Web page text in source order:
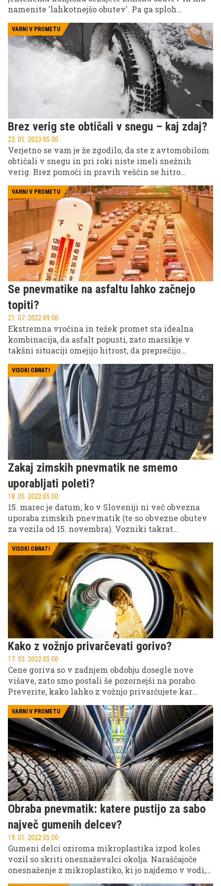
namenite 'lahkotnejšo obutev'. Pa ga sploh
VARNI V PROMETU
Brez verig ste obtičali v snegu – kaj zdaj?
23. 01. 2023 05.00
Verjetno se vam je že zgodilo, da ste z avtomobilom
obtičali v snegu in pri roki niste imeli snežnih
verig. Brez pomoči in pravih veščin se hitro
z nekaj predznanja rešljiv. Že pravilna tehnika
speljevanja vas lahko reši iz zagate, lahko pa si v
slogu MacGyverja naredite zasilne verige ali
pomagate kar z avtomobilskimi tepihi.
VARNI V PROMETU
Se pnevmatike na asfaltu lahko začnejo
topiti?
21. 07. 2022 09.00
Ekstremna vročina in težek promet sta idealna
kombinacija, da asfalt popusti, zato marsikje v
takšni situaciji omejijo hitrost, da preprečijo
trdnih asfaltnih sistemov in je meja zmehčišča res
visoka. Kaj pa pnevmatike? Se te lahko zaradi
visokih temperatur začnejo topiti? Če se lahko
zmehča nekaj tako trdega, kot je asfalt ...
VISOKI OBRATI
Zakaj zimskih pnevmatik ne smemo
uporabljati poleti?
18. 05. 2022 05.00
15. marec je datum, ko v Sloveniji ni več obvezna
uporaba zimskih pnevmatik (te so obvezne obutev
za vozila od 15. novembra). Vozniki takrat
Mnogi se za to odločijo nekoliko kasneje, saj zima
spomladi rada še malo opleta z repom, nekateri pa
se odločijo, da bodo zimske uporabljali tudi v
toplejših mesecih. Zakaj to ni dobra ideja, izveste v
nadaljevanju.
VISOKI OBRATI
Kako z vožnjo privarčevati gorivo?
17. 03. 2022 05.00
Cene goriva so v zadnjem obdobju dosegle nove
višave, zato smo postali še pozornejši na porabo.
Preverite, kako lahko z vožnjo privarčujete kar
manjše emisije.
VARNI V PROMETU
Obraba pnevmatik: katere pustijo za sabo
največ gumenih delcev?
19. 01. 2022 05.00
Gumeni delci oziroma mikroplastika izpod koles
vozil so skriti onesnaževalci okolja. Naraščajoče
onesnaženje z mikroplastiko, ki jo najdemo v vodi,